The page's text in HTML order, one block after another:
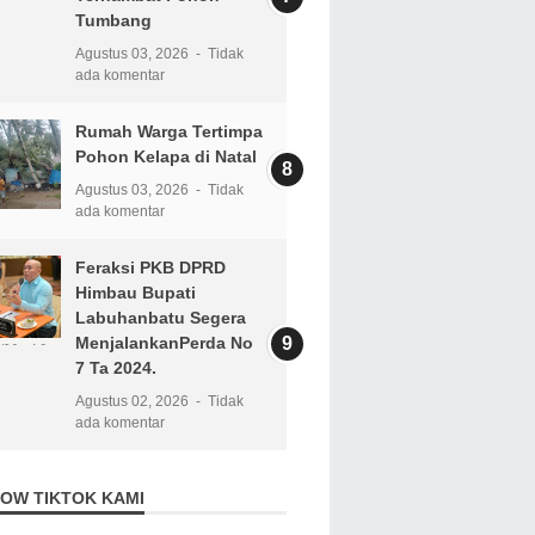
Tumbang
Agustus 03, 2026
Tidak
ada komentar
Rumah Warga Tertimpa
Pohon Kelapa di Natal
Agustus 03, 2026
Tidak
ada komentar
Feraksi PKB DPRD
Himbau Bupati
Labuhanbatu Segera
MenjalankanPerda No
7 Ta 2024.
Agustus 02, 2026
Tidak
ada komentar
TIKTOK KAMI